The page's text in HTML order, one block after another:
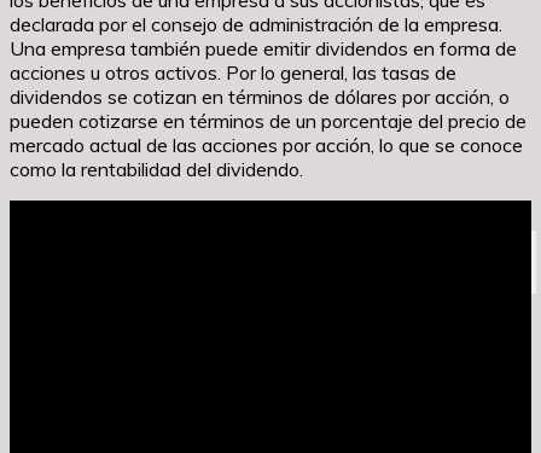
declarada por el consejo de administración de la empresa.
Una empresa también puede emitir dividendos en forma de
acciones u otros activos. Por lo general, las tasas de
dividendos se cotizan en términos de dólares por acción, o
pueden cotizarse en términos de un porcentaje del precio de
mercado actual de las acciones por acción, lo que se conoce
como la rentabilidad del dividendo.